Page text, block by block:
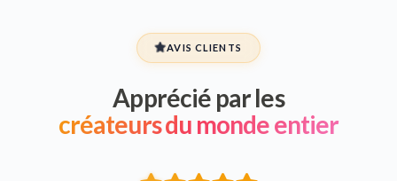
AVIS CLIENTS
Apprécié par les
créateurs du monde entier